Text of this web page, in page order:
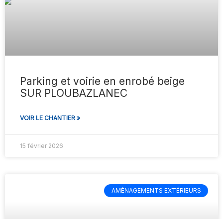
Parking et voirie en enrobé beige
SUR PLOUBAZLANEC
VOIR LE CHANTIER »
15 février 2026
AMÉNAGEMENTS EXTÉRIEURS